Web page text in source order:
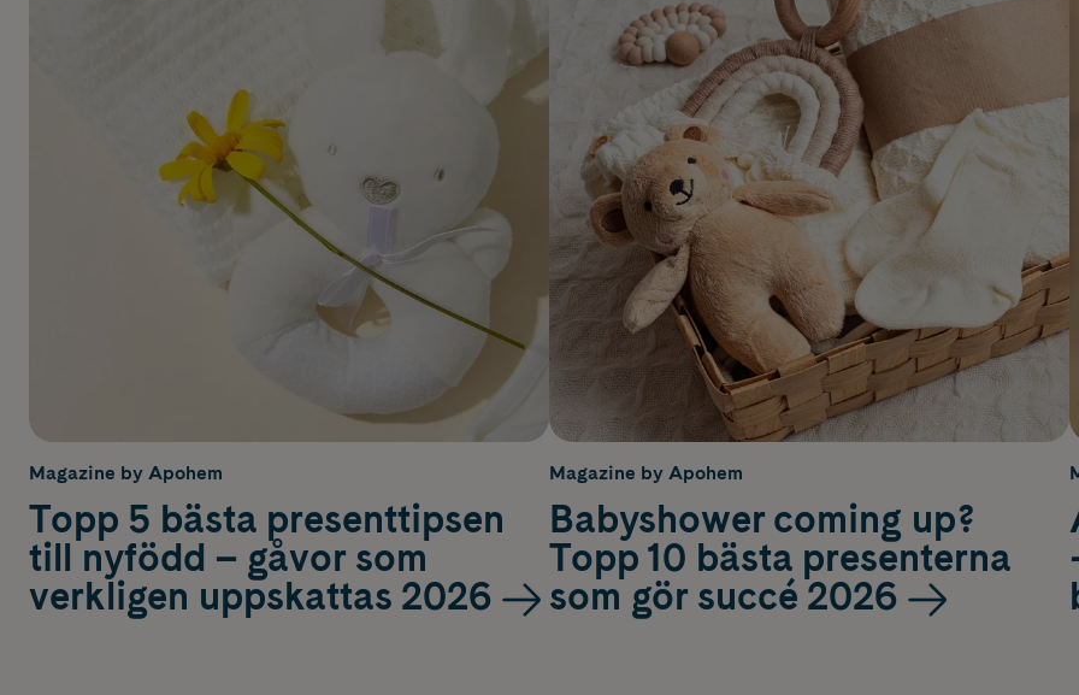
Magazine by Apohem
Topp 5 bästa presenttipsen
till nyfödd – gåvor som
verkligen uppskattas 2026
Magazine by Apohem
Babyshower coming up?
Topp 10 bästa presenterna
som gör succé 2026